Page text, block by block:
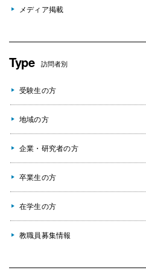
メディア掲載
Type 訪問者別
受験生の方
地域の方
企業・研究者の方
卒業生の方
在学生の方
教職員募集情報